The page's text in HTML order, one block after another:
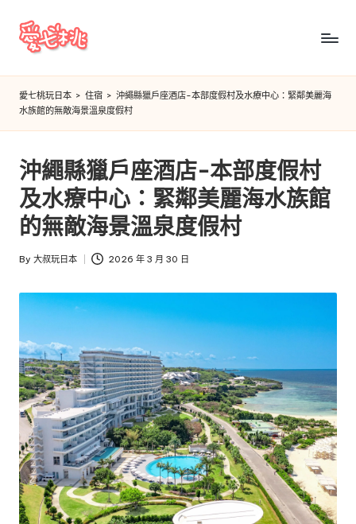
Skip
愛
七
桃
玩
日
本
愛七桃玩日本 > 住宿 > 沖繩縣獵戶座酒店-本部度假村及水療中心：緊鄰美麗海
水族館的無敵海景溫泉度假村
沖繩縣獵戶座酒店-本部度假村
及水療中心：緊鄰美麗海水族館
的無敵海景溫泉度假村
Posted
By 大叔玩日本 2026 年 3 月 30 日